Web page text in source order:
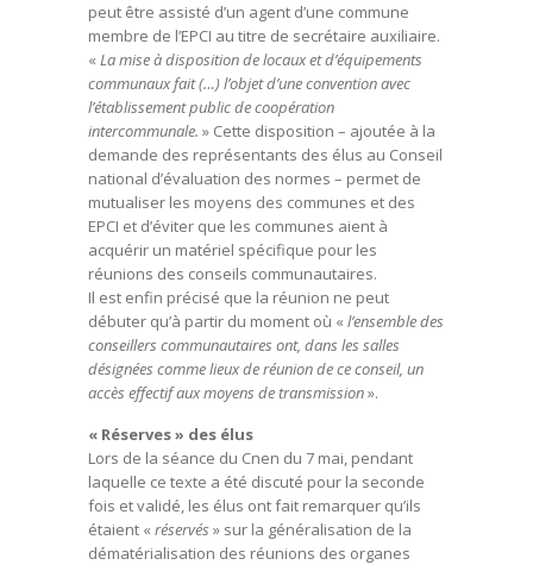
peut être assisté d’un agent d’une commune
membre de l’EPCI au titre de secrétaire auxiliaire.
« La mise à disposition de locaux et d’équipements
communaux fait (…) l’objet d’une convention avec
l’établissement public de coopération
intercommunale. » Cette disposition – ajoutée à la
demande des représentants des élus au Conseil
national d’évaluation des normes – permet de
mutualiser les moyens des communes et des
EPCI et d’éviter que les communes aient à
acquérir un matériel spécifique pour les
réunions des conseils communautaires.
Il est enfin précisé que la réunion ne peut
débuter qu’à partir du moment où « l’ensemble des
conseillers communautaires ont, dans les salles
désignées comme lieux de réunion de ce conseil, un
accès effectif aux moyens de transmission».
« Réserves » des élus
Lors de la séance du Cnen du 7 mai, pendant
laquelle ce texte a été discuté pour la seconde
fois et validé, les élus ont fait remarquer qu’ils
étaient « réservés » sur la généralisation de la
dématérialisation des réunions des organes